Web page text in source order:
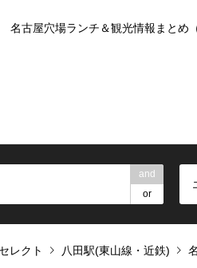
名古屋穴場ランチ＆観光情報まとめ
and
or
レクト 八田駅(東山線・近鉄)